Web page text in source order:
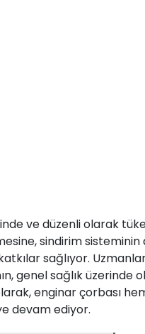
ve düzenli olarak
sindirim
sağlıyor.
genel sağlık üzerinde
enginar çorbası
devam ediyor.